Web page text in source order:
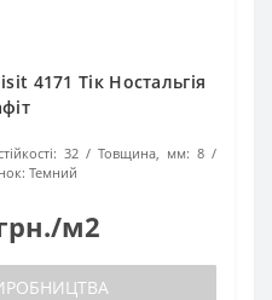
4171 Тік Ностальгія
32 Товщина, мм: 8
Темний
м2